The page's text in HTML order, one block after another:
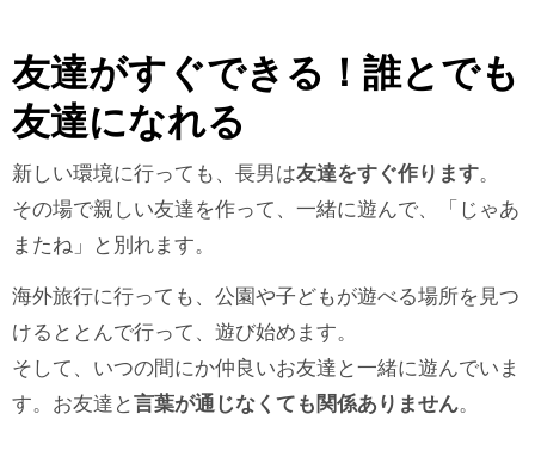
友達がすぐできる！誰とでも
友達になれる
新しい環境に行っても、長男は友達をすぐ作ります。
その場で親しい友達を作って、一緒に遊んで、「じゃあ
またね」と別れます。
海外旅行に行っても、公園や子どもが遊べる場所を見つ
けるととんで行って、遊び始めます。
そして、いつの間にか仲良いお友達と一緒に遊んでいま
す。お友達と言葉が通じなくても関係ありません。